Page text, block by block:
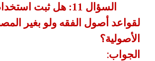
السؤال 11: هل ثبت
لقواعد أصول الفقه ولو بغير
الأصولية؟
الجواب: